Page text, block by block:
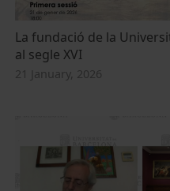
La fundació de la
al segle XVI
21 January, 2026